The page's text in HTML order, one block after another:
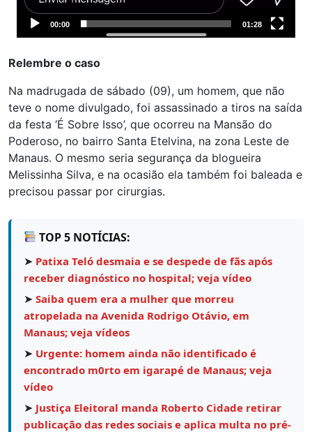
00:00 01:28
Relembre o caso
Na madrugada de sábado (09), um homem, que não
teve o nome divulgado, foi assassinado a tiros na saída
da festa ‘É Sobre Isso’, que ocorreu na Mansão do
Poderoso, no bairro Santa Etelvina, na zona Leste de
Manaus. O mesmo seria segurança da blogueira
Melissinha Silva, e na ocasião ela também foi baleada e
precisou passar por cirurgias.
TOP 5 NOTÍCIAS:
➤ Patixa Teló desmaia e se despede de fãs após
receber diagnóstico no hospital; veja vídeo
➤ Saiba quem era a mulher que morreu
atropelada na Avenida Rodrigo Otávio, em
Manaus; veja vídeos
➤ Urgente: homem ainda não identificado é
encontrado m0rto em igarapé de Manaus; veja
vídeo
➤ Justiça Eleitoral manda Roberto Cidade retirar
publicação das redes sociais e aplica multa no pré-